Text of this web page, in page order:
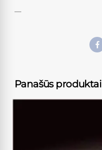
—
Panašūs produktai